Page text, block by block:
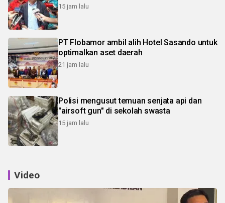
15 jam lalu
PT Flobamor ambil alih Hotel Sasando untuk
optimalkan aset daerah
21 jam lalu
Polisi mengusut temuan senjata api dan
"airsoft gun" di sekolah swasta
15 jam lalu
Video